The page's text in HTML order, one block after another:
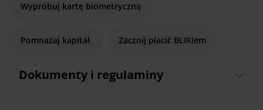
Wypróbuj kartę biometryczną
Pomnażaj kapitał Zacznij płacić BLIKiem
Dokumenty i regulaminy